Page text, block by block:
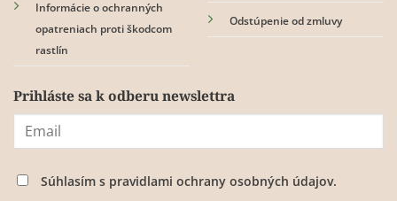
Informácie o ochranných
opatreniach proti škodcom
rastlín
Odstúpenie od zmluvy
Prihláste sa k odberu newslettra
Súhlasím s pravidlami ochrany osobných údajov.